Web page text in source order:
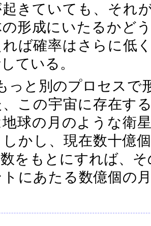
起きていても、それ
の形成にいたるかど
ば確率はさらに低
ている。
っと別のプロセスで
この宇宙に存在す
球の月のような衛
かし、現在数十億
をもとにすれば、
にあたる数億個の